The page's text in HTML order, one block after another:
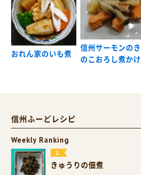
おれん家のいも煮
信州サーモンのき
のこおろし煮かけ
信州ふーどレシピ
Weekly Ranking
きゅうりの佃煮